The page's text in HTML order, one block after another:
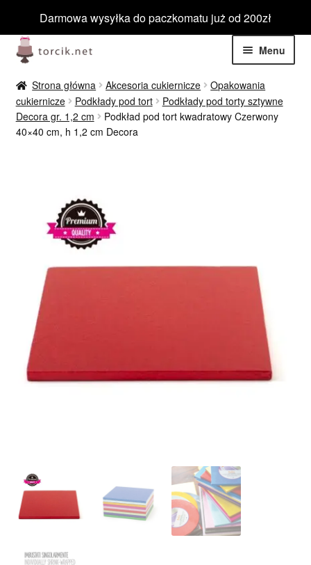
Darmowa wysyłka do paczkomatu już od 200zł
Przejdź
do
nawigacji
Przejdź
do
treści
Menu
Jadalne
menu
Niejadalne
Rozwiń
Wyprzedaż
Nowości
Ozdoby na tort weselny
Strona główna Akcesoria cukiernicze
Opakowania
cukiernicze
Podkłady pod tort
Podkłady pod torty sztywne
Decora gr. 1,2 cm
Podkład pod tort kwadratowy Czerwony
40×40 cm, h 1,2 cm Decora